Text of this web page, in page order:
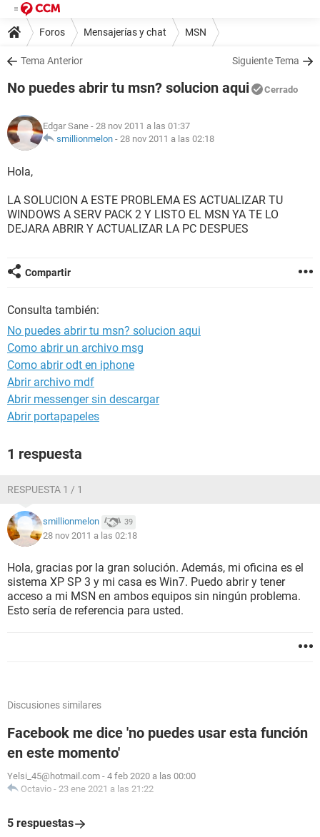
Foros Mensajerías y chat MSN
Tema Anterior Siguiente Tema
No puedes abrir tu msn? solucion aqui Cerrado
Edgar Sane - 28 nov 2011 a las 01:37
smillionmelon - 28 nov 2011 a las 02:18
Hola,
LA SOLUCION A ESTE PROBLEMA ES ACTUALIZAR TU
WINDOWS A SERV PACK 2 Y LISTO EL MSN YA TE LO
DEJARA ABRIR Y ACTUALIZAR LA PC DESPUES
Compartir
Consulta también:
No puedes abrir tu msn? solucion aqui
Como abrir un archivo msg
Como abrir odt en iphone
Abrir archivo mdf
Abrir messenger sin descargar
Abrir portapapeles
1 respuesta
RESPUESTA 1 / 1
smillionmelon 39
28 nov 2011 a las 02:18
Hola, gracias por la gran solución. Además, mi oficina es el
sistema XP SP 3 y mi casa es Win7. Puedo abrir y tener
acceso a mi MSN en ambos equipos sin ningún problema.
Esto sería de referencia para usted.
Discusiones similares
Facebook me dice 'no puedes usar esta función
en este momento'
Yelsi_45@hotmail.com - 4 feb 2020 a las 00:00
Octavio - 23 ene 2021 a las 21:22
5 respuestas